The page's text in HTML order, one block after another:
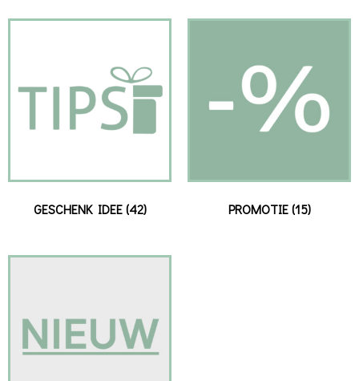
GESCHENK IDEE(42) PROMOTIE(15)